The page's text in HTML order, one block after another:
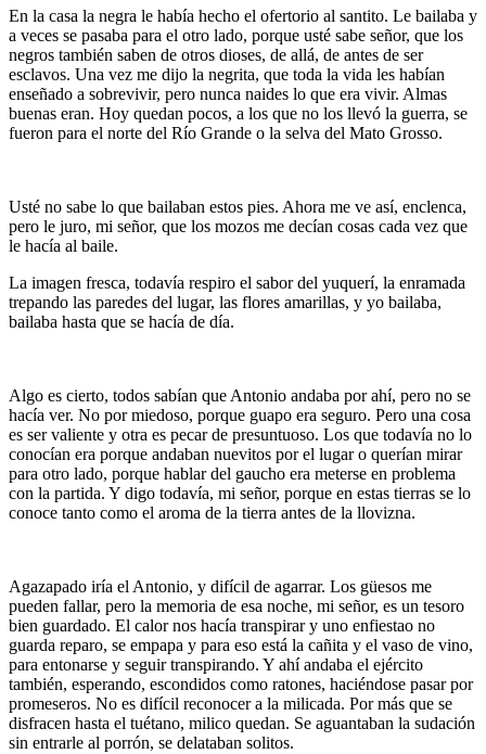
En la casa la negra le había hecho el ofertorio al santito. Le bailaba y
a veces se pasaba para el otro lado, porque usté sabe señor, que los
negros también saben de otros dioses, de allá, de antes de ser
esclavos. Una vez me dijo la negrita, que toda la vida les habían
enseñado a sobrevivir, pero nunca naides lo que era vivir. Almas
buenas eran. Hoy quedan pocos, a los que no los llevó la guerra, se
fueron para el norte del Río Grande o la selva del Mato Grosso.
Usté no sabe lo que bailaban estos pies. Ahora me ve así, enclenca,
pero le juro, mi señor, que los mozos me decían cosas cada vez que
le hacía al baile.
La imagen fresca, todavía respiro el sabor del yuquerí, la enramada
trepando las paredes del lugar, las flores amarillas, y yo bailaba,
bailaba hasta que se hacía de día.
Algo es cierto, todos sabían que Antonio andaba por ahí, pero no se
hacía ver. No por miedoso, porque guapo era seguro. Pero una cosa
es ser valiente y otra es pecar de presuntuoso. Los que todavía no lo
conocían era porque andaban nuevitos por el lugar o querían mirar
para otro lado, porque hablar del gaucho era meterse en problema
con la partida. Y digo todavía, mi señor, porque en estas tierras se lo
conoce tanto como el aroma de la tierra antes de la llovizna.
Agazapado iría el Antonio, y difícil de agarrar. Los güesos me
pueden fallar, pero la memoria de esa noche, mi señor, es un tesoro
bien guardado. El calor nos hacía transpirar y uno enfiestao no
guarda reparo, se empapa y para eso está la cañita y el vaso de vino,
para entonarse y seguir transpirando. Y ahí andaba el ejército
también, esperando, escondidos como ratones, haciéndose pasar por
promeseros. No es difícil reconocer a la milicada. Por más que se
disfracen hasta el tuétano, milico quedan. Se aguantaban la sudación
sin entrarle al porrón, se delataban solitos.